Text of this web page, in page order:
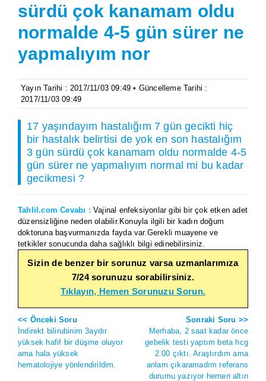
sürdü çok kanamam oldu
normalde 4-5 gün sürer ne
yapmalıyım nor
Yayın Tarihi : 2017/11/03 09:49 • Güncelleme Tarihi :
2017/11/03 09:49
17 yaşındayım hastalığım 7 gün gecikti hiç
bir hastalık belirtisi de yok en son hastalığım
3 gün sürdü çok kanamam oldu normalde 4-5
gün sürer ne yapmalıyım normal mi bu kadar
gecikmesi ?
Tahlil.com Cevabı : Vajinal enfeksiyonlar gibi bir çok etken adet
düzensizliğine neden olabilir.Konuyla ilgili bir kadın doğum
doktoruna başvurmanızda fayda var.Gerekli muayene ve
tetkikler sonucunda daha sağlıklı bilgi edinebilirsiniz.
Sizin de benzer bir sorunuz varsa uzmanlarımıza
7/24 sorunuzu sorabilirsiniz.
Tıklayın, Hemen Sorunuzu Sorun.
<< Önceki Soru
İndirekt bilirubinim 3aydır
yüksek hafif bir düşme oluyor
ama hala yüksek
hematolojiye yönlendirildim.
Sonraki Soru >>
Merhaba, 2 saat kadar önce
gebelik testi yaptım beta hcg
2.00 çıktı. Araştırdım ama
anlam çıkaramadım referans
durumu yazıyor hemen altın